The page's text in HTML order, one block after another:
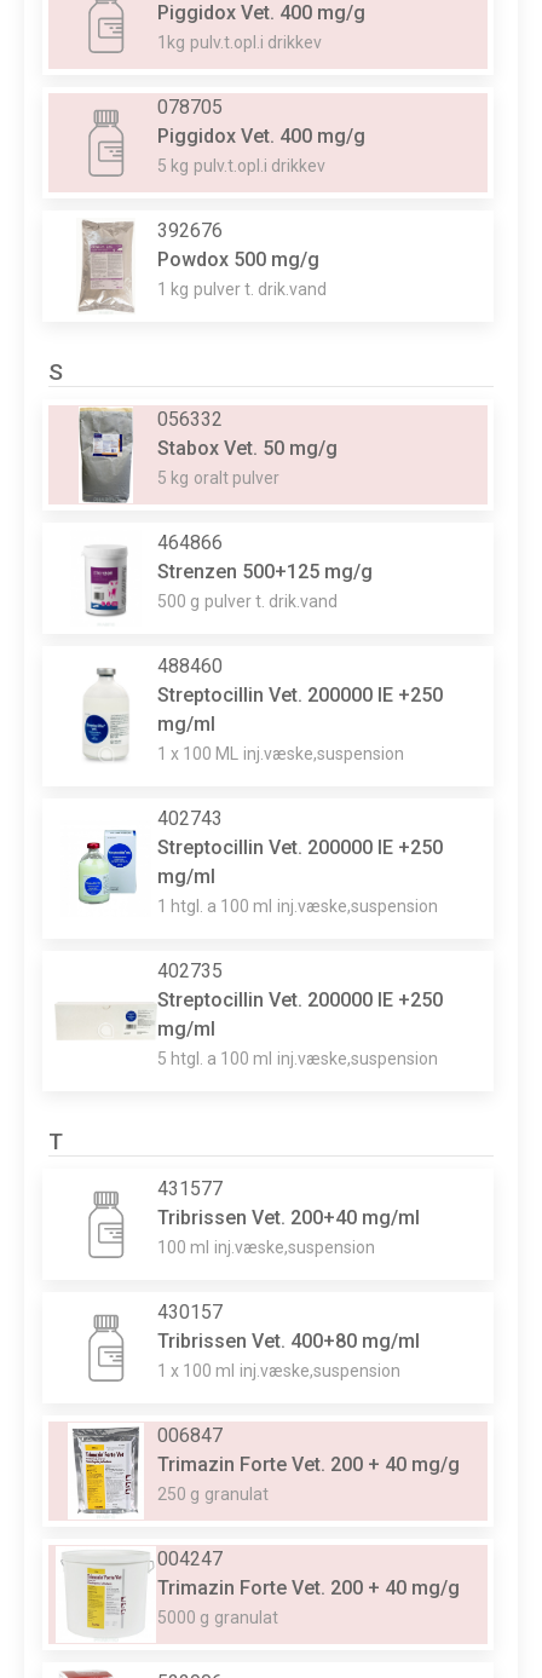
Piggidox Vet. 400 mg/g
1kg pulv.t.opl.i drikkev
078705
Piggidox Vet. 400 mg/g
5 kg pulv.t.opl.i drikkev
392676
Powdox 500 mg/g
1 kg pulver t. drik.vand
S
056332
Stabox Vet. 50 mg/g
5 kg oralt pulver
464866
Strenzen 500+125 mg/g
500 g pulver t. drik.vand
488460
Streptocillin Vet. 200000 IE +250
mg/ml
1 x 100 ML inj.væske,suspension
402743
Streptocillin Vet. 200000 IE +250
mg/ml
1 htgl. a 100 ml inj.væske,suspension
402735
Streptocillin Vet. 200000 IE +250
mg/ml
5 htgl. a 100 ml inj.væske,suspension
T
431577
Tribrissen Vet. 200+40 mg/ml
100 ml inj.væske,suspension
430157
Tribrissen Vet. 400+80 mg/ml
1 x 100 ml inj.væske,suspension
006847
Trimazin Forte Vet. 200 + 40 mg/g
250 g granulat
004247
Trimazin Forte Vet. 200 + 40 mg/g
5000 g granulat